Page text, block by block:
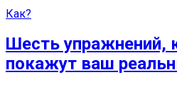
Как?
Шесть упражнений,
покажут ваш